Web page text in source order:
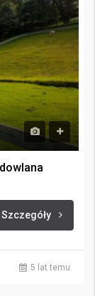
Szczegóły
5 lat temu